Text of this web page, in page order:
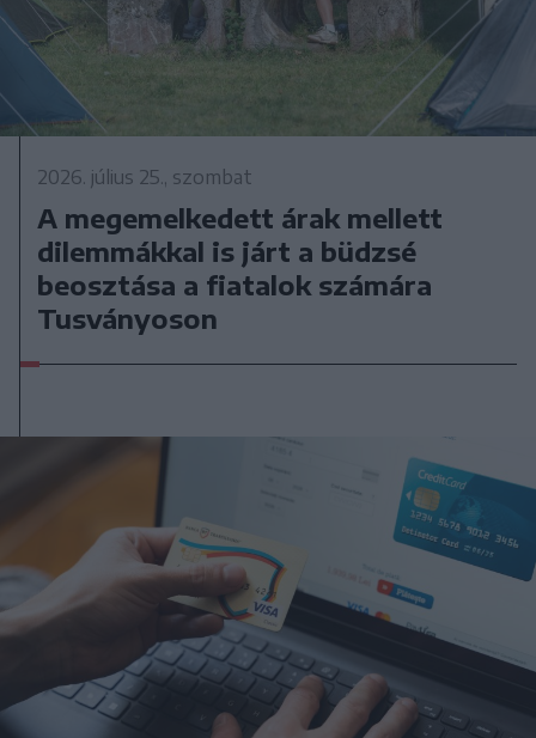
2026. július 25., szombat
A megemelkedett árak mellett
dilemmákkal is járt a büdzsé
beosztása a fiatalok számára
Tusványoson